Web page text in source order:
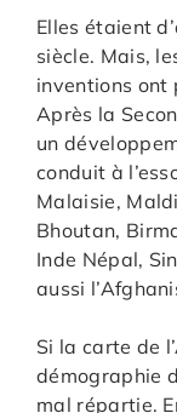
Elles étaient
siècle. Mais,
inventions ont
Après la
un
conduit à
Malaisie,
Bhoutan,
Inde Népal,
aussi
Si la carte de
démographie
mal répartie.